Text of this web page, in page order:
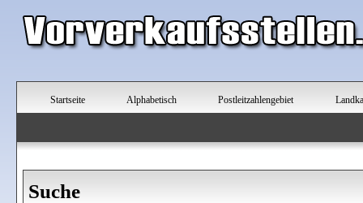
Startseite Alphabetisch Postleitzahlengebiet
Suche